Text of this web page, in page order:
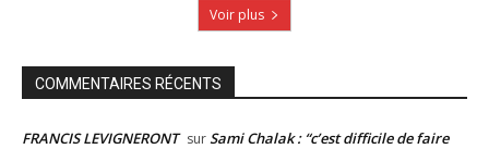
Voir plus
COMMENTAIRES RÉCENTS
FRANCIS LEVIGNERONT surSami Chalak : “c’est difficile de faire